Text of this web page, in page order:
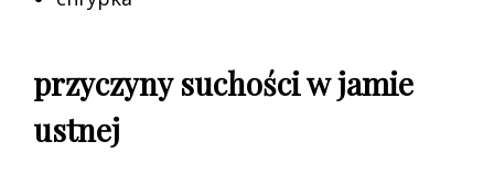
przyczyny suchości w jamie
ustnej